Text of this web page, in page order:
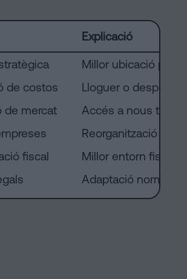
Explicació
Millor ubicació per
de costos
Lloguer o
de mercat
Accés a nous
Reorganització
fiscal
Millor entorn fiscal
Adaptació